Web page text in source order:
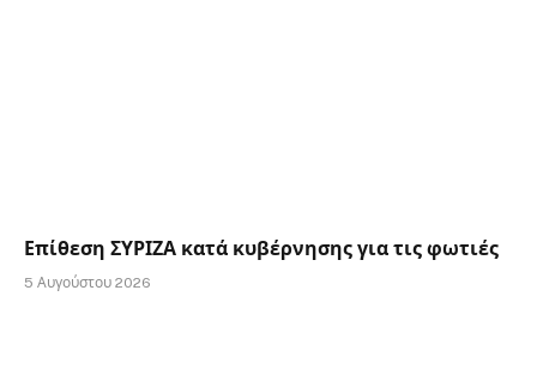
Επίθεση ΣΥΡΙΖΑ κατά κυβέρνησης για τις φωτιές
5 Αυγούστου 2026